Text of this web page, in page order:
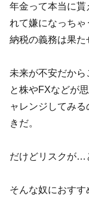
年金って本当に
れて嫌になっち
納税の義務は果た
未来が不安だから
と株やFXなどが
ャレンジしてみ
きだ。
だけどリスクが…
そんな奴におすす